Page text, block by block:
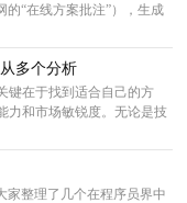
“在线方案批注”），生成
多个分析
键在于找到适合自己的方
力和市场敏锐度。无论是技
家整理了几个在程序员界中